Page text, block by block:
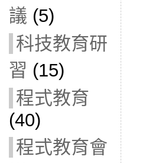
議 (5)
科技教育研
習 (15)
程式教育
(40)
程式教育會